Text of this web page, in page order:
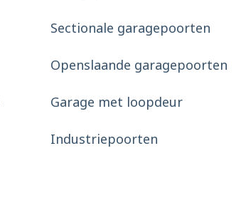
Sectionale garagepoorten
Openslaande garagepoorten
Garage met loopdeur
Industriepoorten